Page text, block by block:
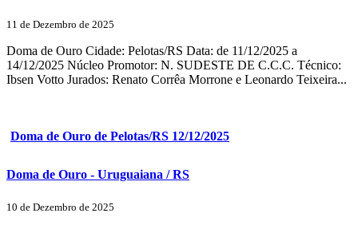
11 de Dezembro de 2025
Doma de Ouro Cidade: Pelotas/RS Data: de 11/12/2025 a
14/12/2025 Núcleo Promotor: N. SUDESTE DE C.C.C. Técnico:
Ibsen Votto Jurados: Renato Corrêa Morrone e Leonardo Teixeira...
Doma de Ouro de Pelotas/RS 12/12/2025
Doma de Ouro - Uruguaiana / RS
10 de Dezembro de 2025